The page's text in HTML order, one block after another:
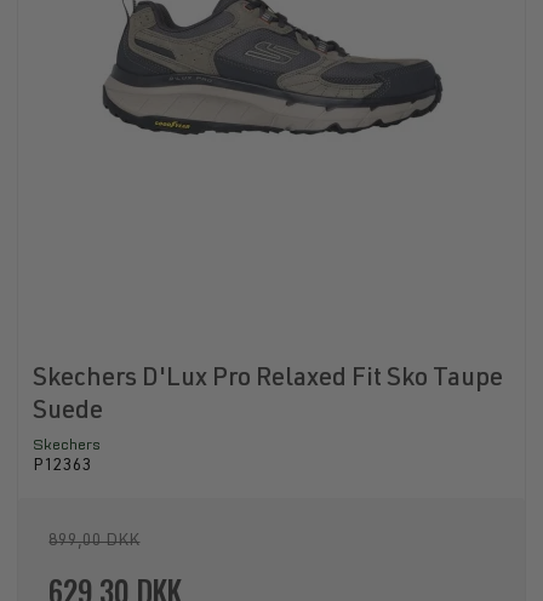
Skechers D'Lux Pro Relaxed Fit Sko Taupe
Suede
Skechers
P12363
899,00 DKK
629,30 DKK